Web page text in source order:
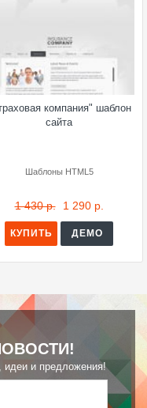
компания" шаблон
сайта
Шаблоны HTML5
1 430 р. 1 290 р.
КУПИТЬ ДЕМО
идеи и предложения!